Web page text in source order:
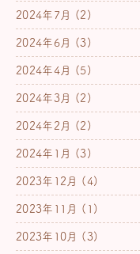
2024年7月 (2)
2024年6月 (3)
2024年4月 (5)
2024年3月 (2)
2024年2月 (2)
2024年1月 (3)
2023年12月 (4)
2023年11月 (1)
2023年10月 (3)